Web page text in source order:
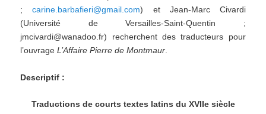
;carine.barbafieri@gmail.com) et Jean-Marc Civardi
(Université de Versailles-Saint-Quentin ;
jmcivardi@wanadoo.fr) recherchent des traducteurs pour
l’ouvrageL’Affaire Pierre de Montmaur
Descriptif :
Traductions de courts textes latins du XVIIe siècle